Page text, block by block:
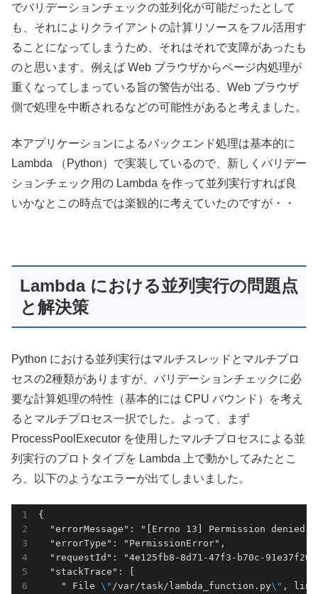
でバリデーションチェックの並列化が可能だったとして
も、それによりクライアントの計算リソースをフル活用す
ることになってしまうため、それはそれで支障があったも
のと思います。例えば Web ブラウザからページ内処理が
重くなってしまっている旨の警告が出る、Web ブラウザ
側で処理を中断されるなどの可能性があると考えました。
本アプリケーションによるバックエンド処理は基本的に
Lambda （Python）で実装しているので、新しくバリデー
ションチェック用の Lambda を作って並列実行すれば良
いかなとこの時点では楽観的に考えていたのですが・・
Lambda における並列実行の問題点
と解決策
Python における並列実行はマルチスレッドとマルチプロ
セスの2種類がありますが、バリデーションチェックに必
要な計算処理の特性（基本的には CPU バウンド）を考え
るとマルチプロセス一択でした。よって、まず
ProcessPoolExecutor を使用したマルチプロセスによる並
列実行のプロトタイプを Lambda 上で動かしてみたとこ
ろ、以下のようなエラーが出てしまいました。
{
  "errorMessage": "[Errno 13] Permission denied",
  "errorType": "PermissionError",
"requestId": "4e125fb8-8d71-47f3-b70c-
  "stackTrace": [
    " File
\" /var/task/lambda_function.py\" , line